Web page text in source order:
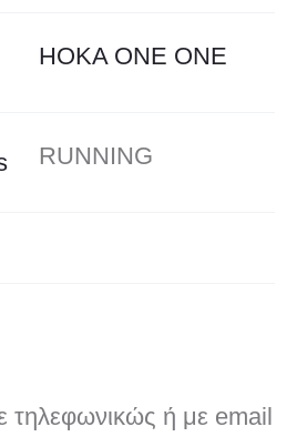
HOKA ONE ONE
RUNNING
τηλεφωνικώς ή με email